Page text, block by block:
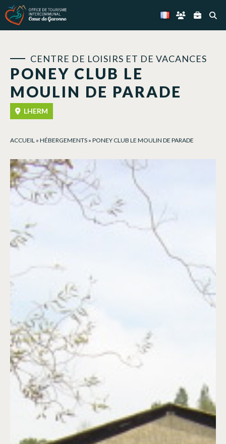
PONEY CLUB LE
MOULIN DE PARADE
CENTRE DE LOISIRS ET DE VACANCES
LHERM
ACCUEIL » HÉBERGEMENTS » PONEY CLUB LE MOULIN DE PARADE
Panneau de gestion des cookies